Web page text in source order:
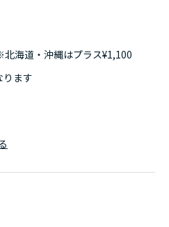
海道・沖縄はプラス¥1,100
ります